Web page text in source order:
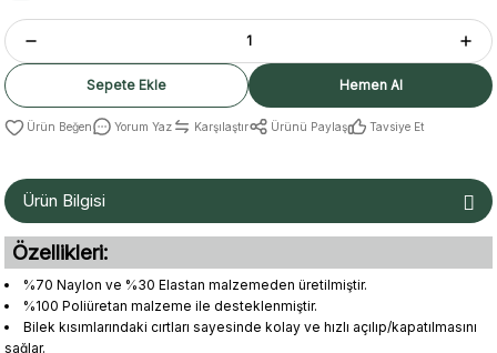
Sepete Ekle Hemen Al
Yorum Yaz Karşılaştır Ürünü Paylaş Tavsiye Et
Ürün Bilgisi
Özellikleri:
%70 Naylon ve %30 Elastan malzemeden üretilmiştir.
%100 Poliüretan malzeme ile desteklenmiştir.
Bilek kısımlarındaki cırtları sayesinde kolay ve hızlı açılıp/kapatılmasını
sağlar.